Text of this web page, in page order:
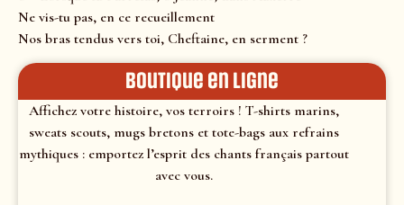
Ne vis-tu pas, en ce recueillement
Nos bras tendus vers toi, Cheftaine, en serment ?
Boutique en ligne
Affichez votre histoire, vos terroirs ! T-shirts marins,
sweats scouts, mugs bretons et tote-bags aux refrains
mythiques : emportez l’esprit des chants français partout
avec vous.